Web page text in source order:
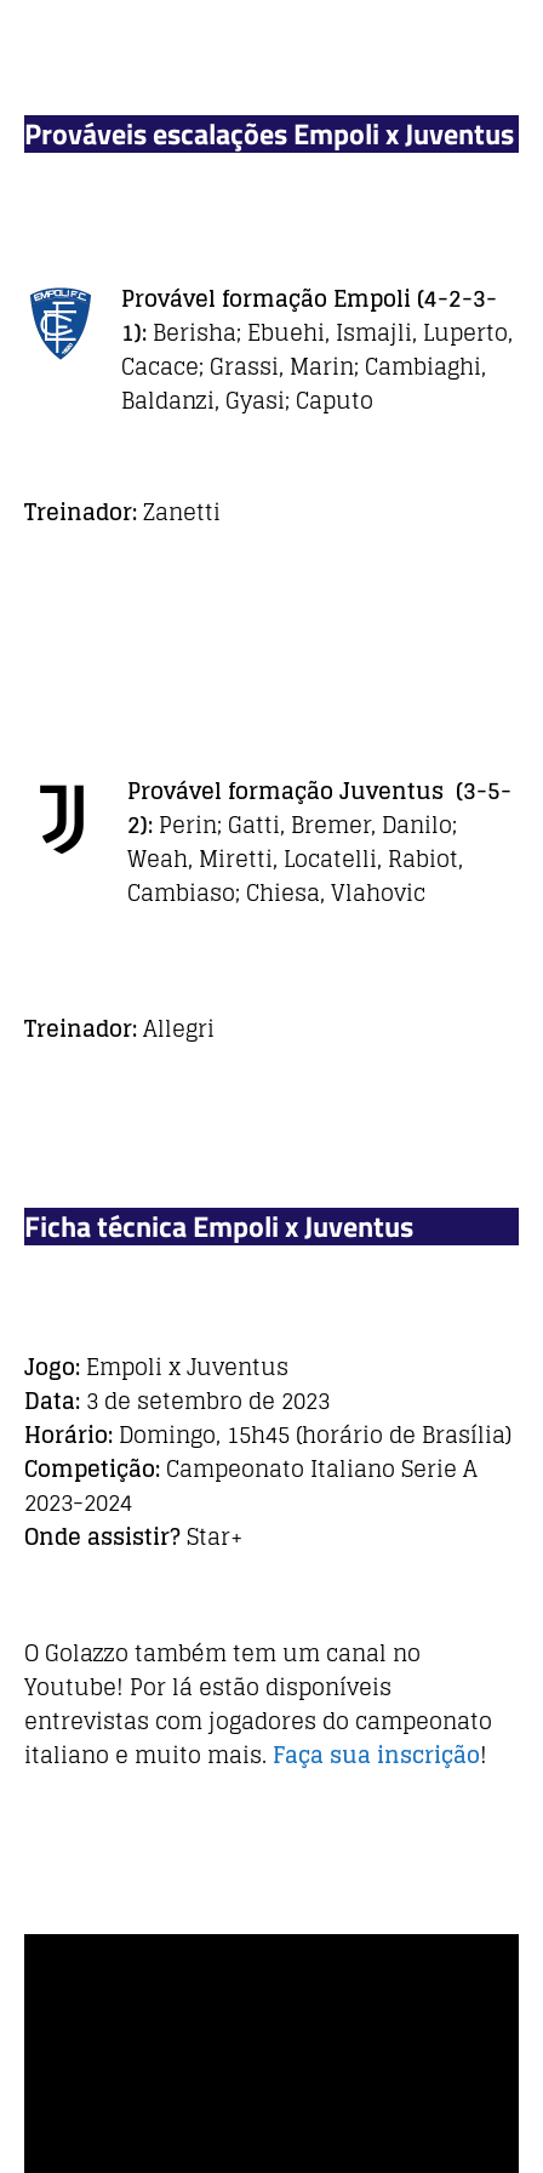
Prováveis escalações Empoli x Juventus
Provável formação Empoli (4-2-3-
1):Berisha; Ebuehi, Ismajli, Luperto,
Cacace; Grassi, Marin; Cambiaghi,
Baldanzi, Gyasi; Caputo
Treinador:Zanetti
Provável formaçãoJuventus (3-5-
2):Perin; Gatti, Bremer, Danilo;
Weah, Miretti, Locatelli, Rabiot,
Cambiaso; Chiesa, Vlahovic
Treinador:Allegri
Ficha técnica Empoli x Juventus
Jogo:Empoli x Juventus
Data:3 de setembro de 2023
Horário:Domingo, 15h45 (horário de Brasília)
Competição:Campeonato Italiano Serie A
2023-2024
Onde assistir?Star+
O Golazzo também tem um canal no
Youtube! Por lá estão disponíveis
entrevistas com jogadores do campeonato
italiano e muito mais. Faça sua inscrição!